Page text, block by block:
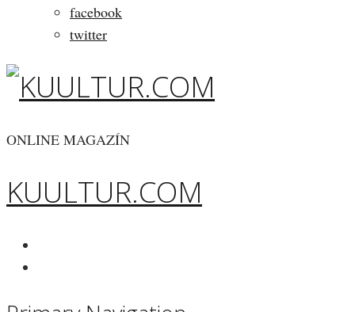
facebook
twitter
ONLINE MAGAZÍN
KUULTUR.COM